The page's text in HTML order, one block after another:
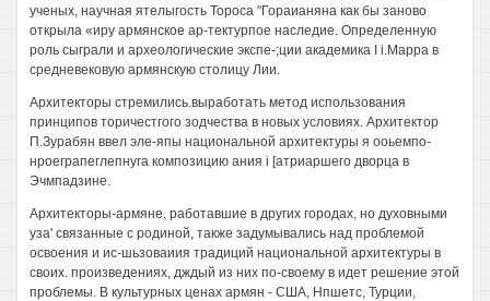
ученых, научная ятелыгость Тороса "Гораианяна как бы заново
открыла «иру армянское ар-тектурпое наследие. Определенную
роль сыграли и археологические экспе-;ции академика I i.Mappa в
средневековую армянскую столицу Лии.
Архитекторы стремились.выработать метод использования
принципов торичестгого зодчества в новых условиях. Архитектор
П.Зурабян ввел эле-япы национальной архитектуры я ооьемпо-
нроеграпеглепнуга композицию ания i [атриаршего дворца в
Эчмпадзине.
Архитекторы-армяне, работавшие в других городах, но духовными
уза' связанные с родиной, также задумывались над проблемой
освоения и ис-шьзоваиия традиций национальной архитектуры в
своих. произведениях, дждый из них по-своему в идет решение этой
проблемы. В культурных ценах армян - США, Нпшетс, Турции,